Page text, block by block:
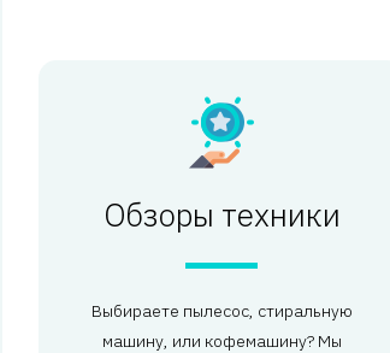
Обзоры техники
Выбираете пылесос, стиральную
машину, или кофемашину? Мы